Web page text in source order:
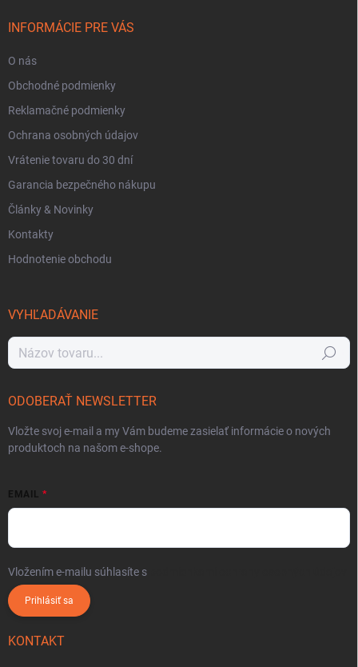
INFORMÁCIE PRE VÁS
O nás
Obchodné podmienky
Reklamačné podmienky
Ochrana osobných údajov
Vrátenie tovaru do 30 dní
Garancia bezpečného nákupu
Články & Novinky
Kontakty
Hodnotenie obchodu
VYHĽADÁVANIE
Hľadať
ODOBERAŤ NEWSLETTER
Vložte svoj e-mail a my Vám budeme zasielať informácie o nových
produktoch na našom e-shope.
EMAIL
Vložením e-mailu súhlasíte s
Prihlásiť sa
KONTAKT